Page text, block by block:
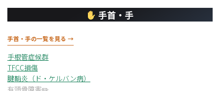
手首・手
手首・手の一覧を見る →
手根管症候群
TFCC損傷
腱鞘炎（ド・ケルバン病）
有頭骨障害